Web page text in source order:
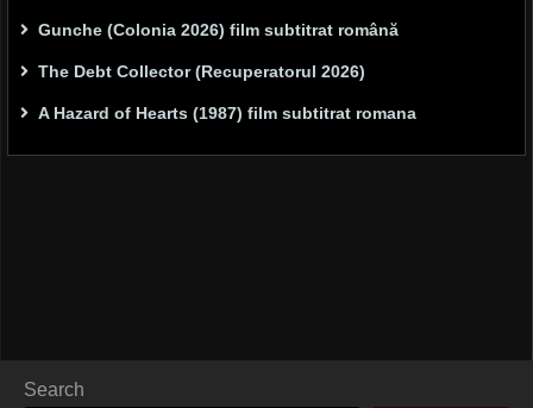
Gunche (Colonia 2026) film subtitrat română
The Debt Collector (Recuperatorul 2026)
A Hazard of Hearts (1987) film subtitrat romana
Search